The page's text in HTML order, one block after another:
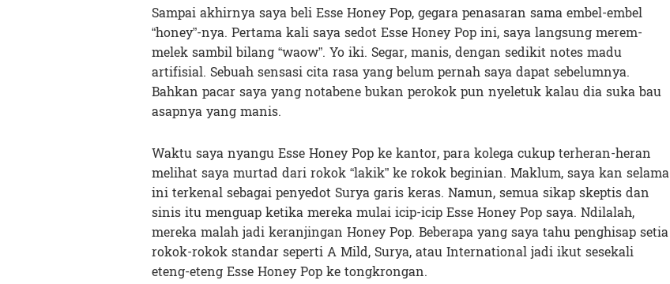
Sampai akhirnya saya beli Esse Honey Pop, gegara penasaran sama embel-embel
“honey”-nya. Pertama kali saya sedot Esse Honey Pop ini, saya langsung merem-
melek sambil bilang “waow”. Yo iki. Segar, manis, dengan sedikit notes madu
artifisial. Sebuah sensasi cita rasa yang belum pernah saya dapat sebelumnya.
Bahkan pacar saya yang notabene bukan perokok pun nyeletuk kalau dia suka bau
asapnya yang manis.
Waktu saya nyangu Esse Honey Pop ke kantor, para kolega cukup terheran-heran
melihat saya murtad dari rokok “lakik” ke rokok beginian. Maklum, saya kan selama
ini terkenal sebagai penyedot Surya garis keras. Namun, semua sikap skeptis dan
sinis itu menguap ketika mereka mulai icip-icip Esse Honey Pop saya. Ndilalah,
mereka malah jadi keranjingan Honey Pop. Beberapa yang saya tahu penghisap setia
rokok-rokok standar seperti A Mild, Surya, atau International jadi ikut sesekali
eteng-eteng Esse Honey Pop ke tongkrongan.